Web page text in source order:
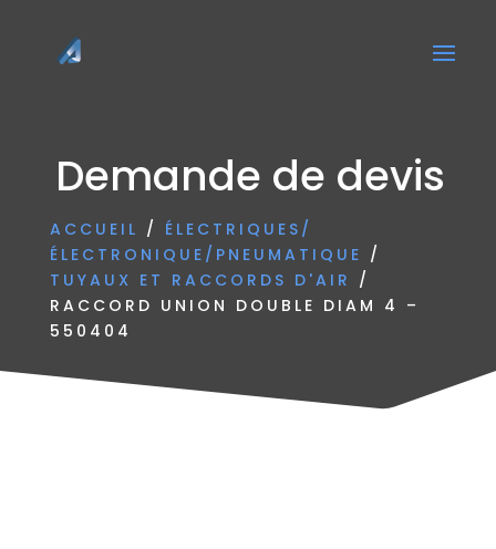
Demande de devis
ACCUEIL / ÉLECTRIQUES/
ÉLECTRONIQUE/PNEUMATIQUE /
TUYAUX ET RACCORDS D'AIR /
RACCORD UNION DOUBLE DIAM 4 –
550404